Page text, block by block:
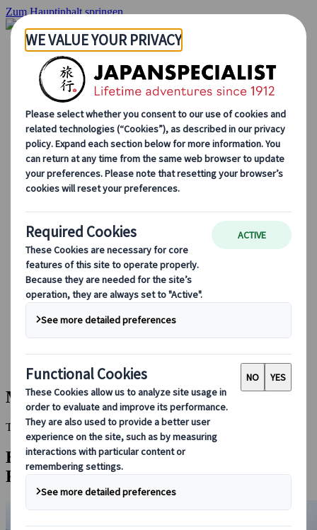
Zum Hauptinhalt springen
Startseite
Rundreisen
Individuelle Reisen
Gruppenreisen
Selbstfahrerreisen
Ausflüge
Maßgeschneiderte Gruppenreisen
Japan Rail Pass
Wie wir arbeiten
Über uns
Treffen Sie unser Team
Werden Sie Teil unseres Teams
Saisonale Reisetipps
Highlights des Reiseziels
Kulturelle Einblicke
Kulinarische Erlebnisse
Entdecke Japan mit dem Zug
Häufig gestellte Fragen
Wichtige Informationen
Etikette in Japan
Autofahren in Japan
Bei uns buchen
Japan Rail Pass
Unterkunft
Online-Beratung
Matsumae
This Destination is disabled to display.
Entdecken Sie andere Reiseziele in dieser
Region